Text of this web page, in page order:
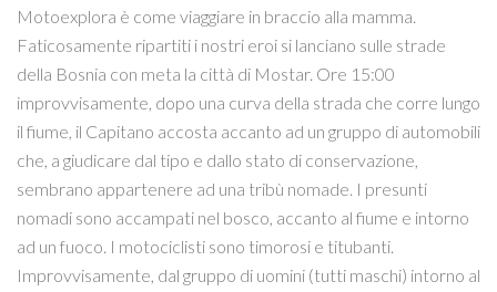
Motoexplora è come viaggiare in braccio alla mamma.
Faticosamente ripartiti i nostri eroi si lanciano sulle strade
della Bosnia con meta la città di Mostar. Ore 15:00
improvvisamente, dopo una curva della strada che corre lungo
il fiume, il Capitano accosta accanto ad un gruppo di automobili
che, a giudicare dal tipo e dallo stato di conservazione,
sembrano appartenere ad una tribù nomade. I presunti
nomadi sono accampati nel bosco, accanto al fiume e intorno
ad un fuoco. I motociclisti sono timorosi e titubanti.
Improvvisamente, dal gruppo di uomini (tutti maschi) intorno al